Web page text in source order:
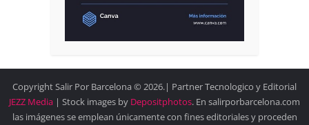
Copyright Salir Por Barcelona © 2026.| Partner Tecnologico y Editorial
JEZZ Media | Stock images by Depositphotos. En salirporbarcelona.com
las imágenes se emplean únicamente con fines editoriales y proceden